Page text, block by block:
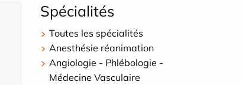
Spécialités
Toutes les spécialités
Anesthésie réanimation
Angiologie - Phlébologie -
Médecine Vasculaire